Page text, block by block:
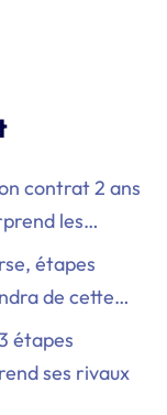
contrat 2 ans
les…
étapes
de cette…
étapes
ses rivaux